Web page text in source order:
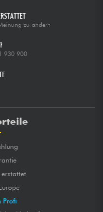
zu ändern
930 900
Profi